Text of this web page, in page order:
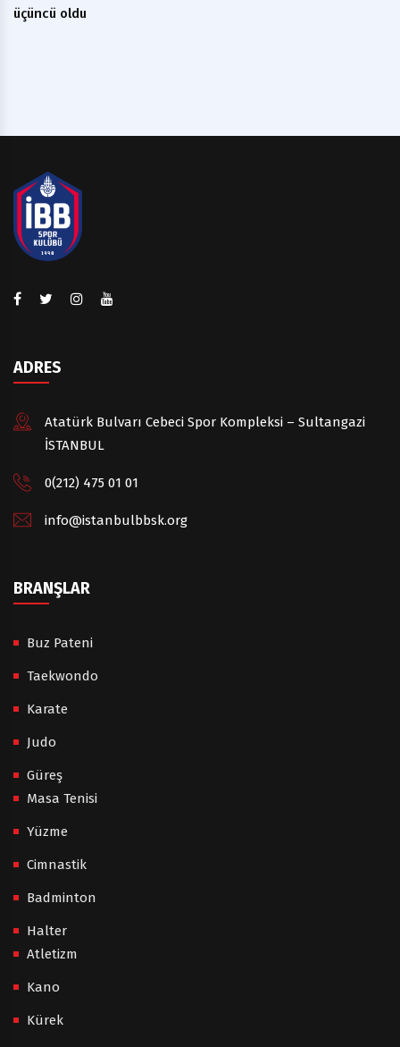
üçüncü oldu
ADRES
Atatürk Bulvarı Cebeci Spor Kompleksi – Sultangazi
İSTANBUL
0(212) 475 01 01
info@istanbulbbsk.org
BRANŞLAR
Buz Pateni
Taekwondo
Karate
Judo
Güreş
Masa Tenisi
Yüzme
Cimnastik
Badminton
Halter
Atletizm
Kano
Kürek